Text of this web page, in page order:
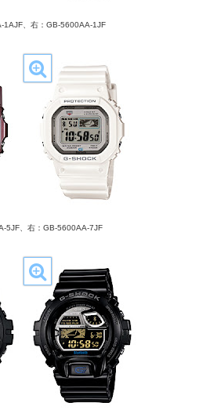
1AJF、右：GB-5600AA-1JF
5JF、右：GB-5600AA-7JF